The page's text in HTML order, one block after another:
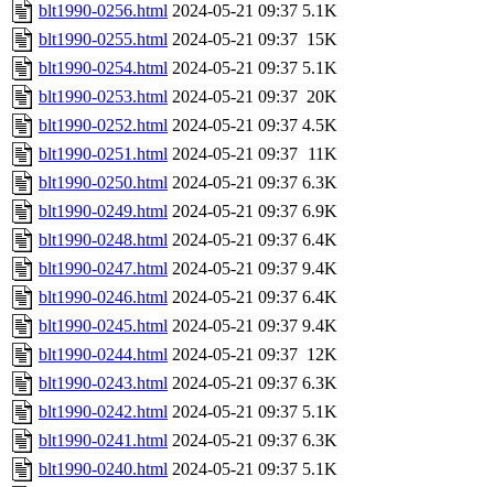
blt1990-0256.html 2024-05-21 09:37 5.1K
blt1990-0255.html 2024-05-21 09:37 15K
blt1990-0254.html 2024-05-21 09:37 5.1K
blt1990-0253.html 2024-05-21 09:37 20K
blt1990-0252.html 2024-05-21 09:37 4.5K
blt1990-0251.html 2024-05-21 09:37 11K
blt1990-0250.html 2024-05-21 09:37 6.3K
blt1990-0249.html 2024-05-21 09:37 6.9K
blt1990-0248.html 2024-05-21 09:37 6.4K
blt1990-0247.html 2024-05-21 09:37 9.4K
blt1990-0246.html 2024-05-21 09:37 6.4K
blt1990-0245.html 2024-05-21 09:37 9.4K
blt1990-0244.html 2024-05-21 09:37 12K
blt1990-0243.html 2024-05-21 09:37 6.3K
blt1990-0242.html 2024-05-21 09:37 5.1K
blt1990-0241.html 2024-05-21 09:37 6.3K
blt1990-0240.html 2024-05-21 09:37 5.1K